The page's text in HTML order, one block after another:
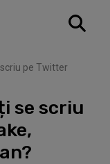
scriu pe Twitter
se scriu